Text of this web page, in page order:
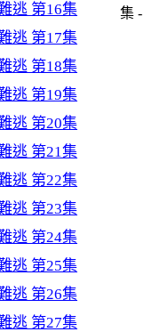
逃 第16集
逃 第17集
逃 第18集
逃 第19集
逃 第20集
逃 第21集
逃 第22集
逃 第23集
逃 第24集
逃 第25集
逃 第26集
逃 第27集
集 -